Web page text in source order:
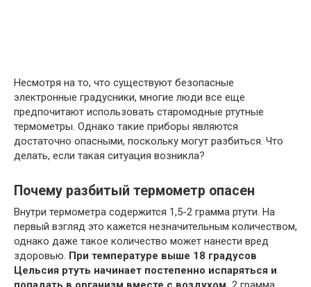
Несмотря на то, что существуют безопасные
электронные градусники, многие люди все еще
предпочитают использовать старомодные ртутные
термометры. Однако такие приборы являются
достаточно опасными, поскольку могут разбиться. Что
делать, если такая ситуация возникла?
Почему разбитый термометр опасен
Внутри термометра содержится 1,5-2 грамма ртути. На
первый взгляд это кажется незначительным количеством,
однако даже такое количество может нанести вред
здоровью. При температуре выше 18 градусов
Цельсия ртуть начинает постепенно испаряться и